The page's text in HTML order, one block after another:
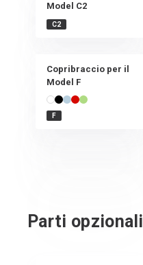
Model C2
C2
Copribraccio per il
Model F
F
Parti opzionali